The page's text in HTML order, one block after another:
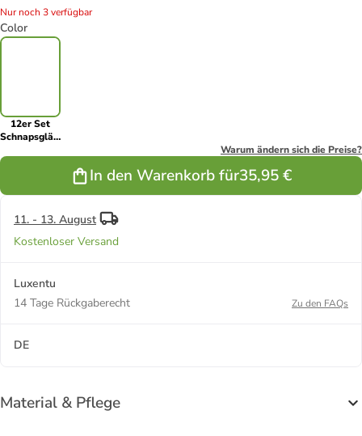
Nur noch 3 verfügbar
Color
12er Set
Schnapsgläser
Warum ändern sich die Preise?
In den Warenkorb für35,95 €
11. - 13. August
Kostenloser Versand
Luxentu
14 Tage Rückgaberecht
Zu den FAQs
DE
Material & Pflege